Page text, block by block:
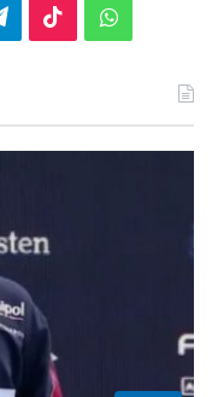
Telegram
TikTok